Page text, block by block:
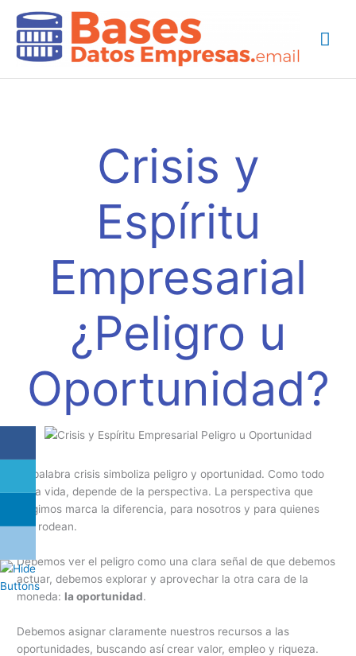
contenido
Crisis y
Espíritu
Empresarial
¿Peligro u
Oportunidad?
La palabra crisis simboliza peligro y oportunidad. Como todo
en la vida, depende de la perspectiva. La perspectiva que
elegimos marca la diferencia, para nosotros y para quienes
nos rodean.
Debemos ver el peligro como una clara señal de que debemos
actuar, debemos explorar y aprovechar la otra cara de la
moneda: la oportunidad.
Debemos asignar claramente nuestros recursos a las
oportunidades, buscando así crear valor, empleo y riqueza.